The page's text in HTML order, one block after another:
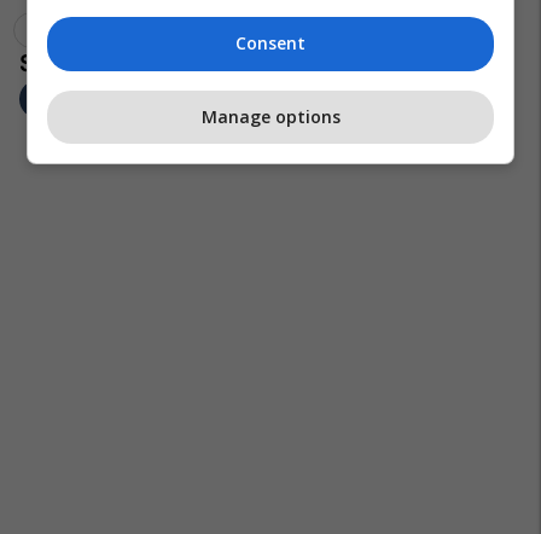
Vërshime Në Kosovë Komuna E Mitrovicës
Consent
Manage options